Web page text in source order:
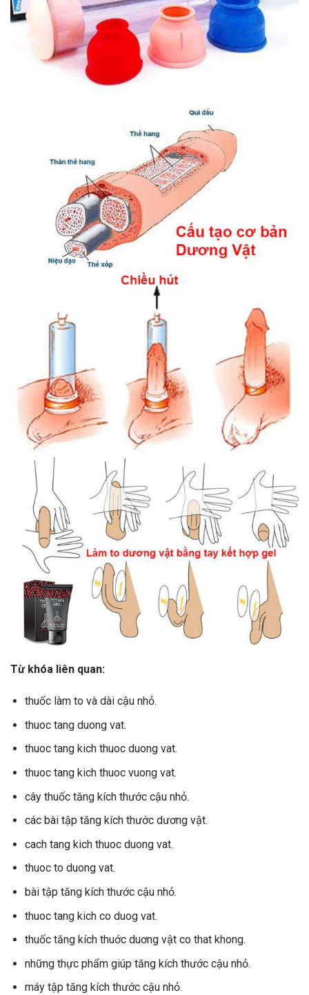
Từ khóa liên quan:
thuốc làm to và dài cậu nhỏ.
thuoc tang duong vat.
thuoc tang kich thuoc duong vat.
thuoc tang kich thuoc vuong vat.
cây thuốc tăng kích thước cậu nhỏ.
các bài tập tăng kích thước dương vật.
cach tang kich thuoc duong vat.
thuoc to duong vat.
bài tập tăng kích thước cậu nhỏ.
thuoc tang kich co duog vat.
thuốc tăng kích thuớc duơng vật co that khong.
những thực phẩm giúp tăng kích thước cậu nhỏ.
máy tập tăng kích thước cậu nhỏ.